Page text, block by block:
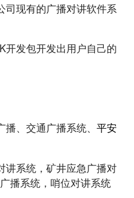
司现有的广播对讲软件系
开发包开发出用户自己的
、交通广播系统、 平安
讲系统，矿井应急广播对
播系统，哨位对讲系统